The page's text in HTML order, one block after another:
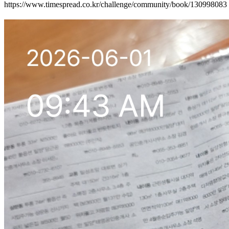
https://www.timespread.co.kr/challenge/community/book/130998083